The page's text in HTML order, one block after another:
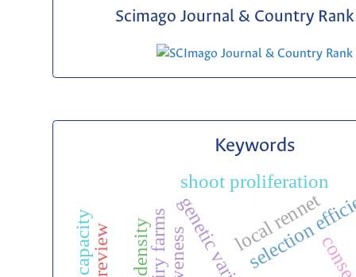
Scimago Journal & Country Rank
Keywords
selection
shoot proliferation
dairy farms local rennet
density